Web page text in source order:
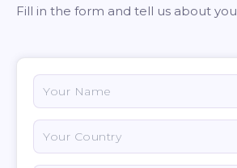
Fill in the form and tell us about you